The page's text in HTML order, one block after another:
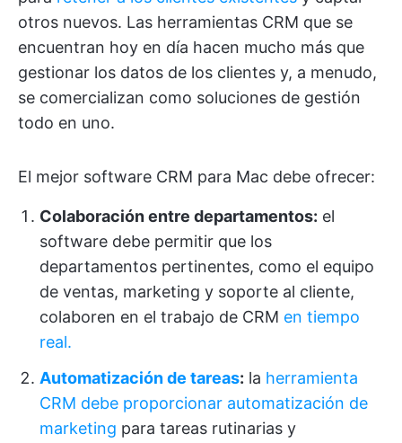
otros nuevos. Las herramientas CRM que se
encuentran hoy en día hacen mucho más que
gestionar los datos de los clientes y, a menudo,
se comercializan como soluciones de gestión
todo en uno.
El mejor software CRM para Mac debe ofrecer:
Colaboración entre departamentos: el
software debe permitir que los
departamentos pertinentes, como el equipo
de ventas, marketing y soporte al cliente,
colaboren en el trabajo de CRM en tiempo
real.
Automatización de tareas: la herramienta
CRM debe proporcionar automatización de
marketing para tareas rutinarias y